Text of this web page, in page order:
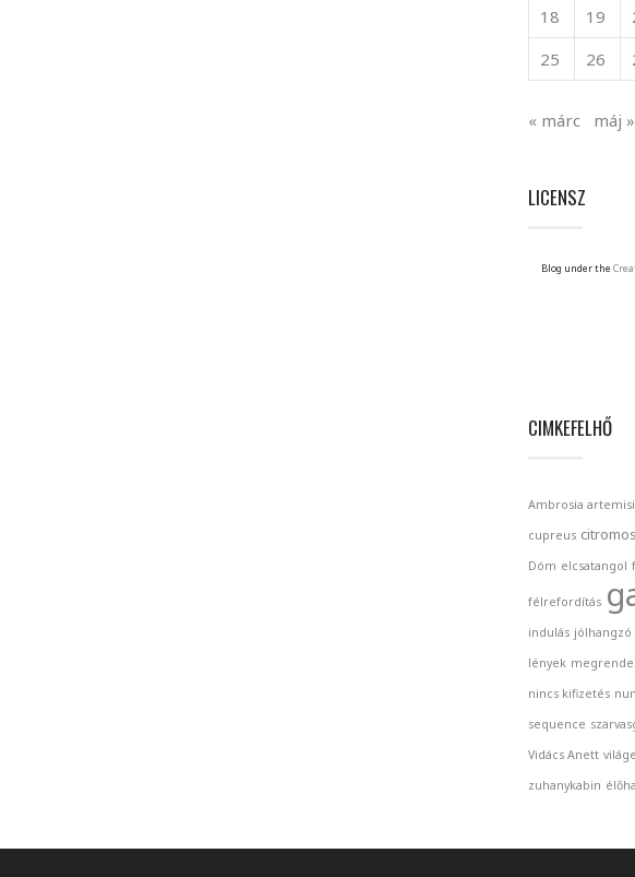
18
19
25
26
« márc máj »
LICENSZ
Blog under the
CIMKEFELHŐ
Ambrosia
cupreus citromos
Dóm elcsatangol
félrefordítás
indulás jólhangzó
lények
nincs kifizetés
sequence
Vidács Anett
zuhanykabin